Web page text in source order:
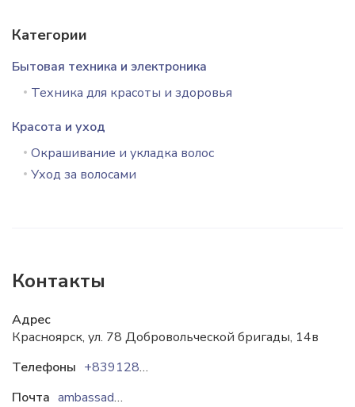
Категории
Бытовая техника и электроника
Техника для красоты и здоровья
Красота и уход
Окрашивание и укладка волос
Уход за волосами
Контакты
Адрес
Красноярск, ул. 78 Добровольческой бригады, 14в
Телефоны
+83912866447
Почта
ambassadorpro@mail.ru